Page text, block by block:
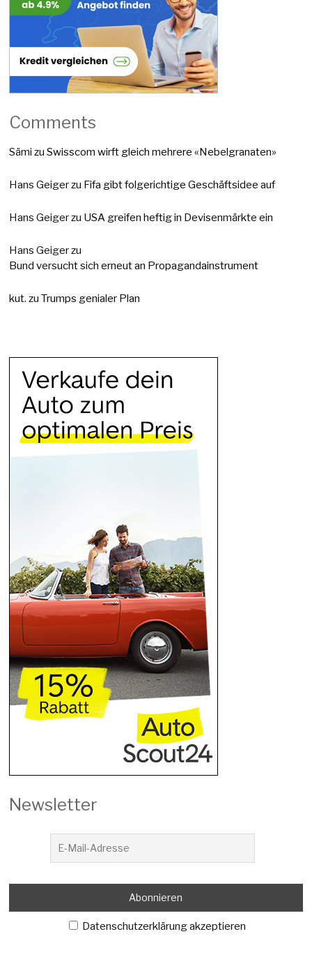
Comments
Sämi zuSwisscom wirft gleich mehrere «Nebelgranaten»
Hans Geigerzu Fifa gibt folgerichtige Geschäftsidee auf
Hans Geigerzu USA greifen heftig in Devisenmärkte ein
Hans Geigerzu
Bund versucht sich erneut an Propagandainstrument
kut. zuTrumps genialer Plan
Newsletter
Datenschutzerklärung akzeptieren